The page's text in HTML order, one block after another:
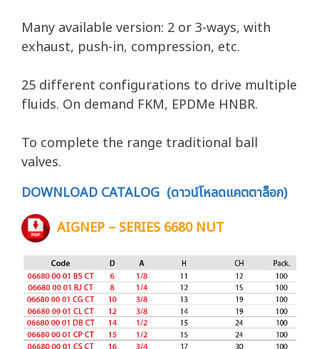
Many available version: 2 or 3-ways, with
exhaust, push-in, compression, etc.
25 different configurations to drive multiple
fluids. On demand FKM, EPDMe HNBR.
To complete the range traditional ball
valves.
DOWNLOAD CATALOG (ดาวน์โหลดแคตตาล็อก)
AIGNEP – SERIES 6680 NUT